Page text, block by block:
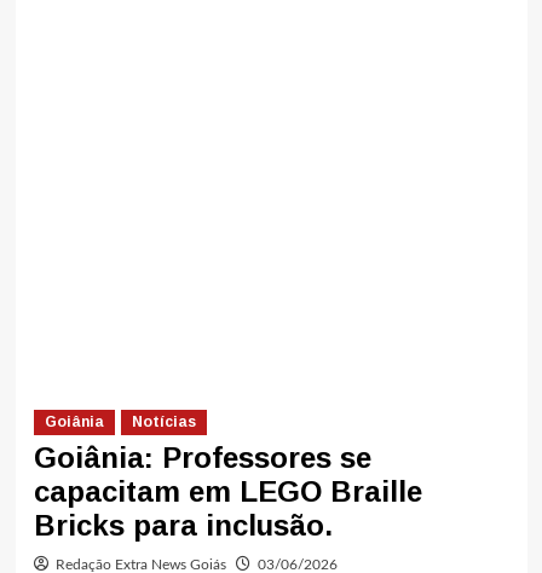
Goiânia Notícias
Goiânia: Professores se
capacitam em LEGO Braille
Bricks para inclusão.
Redação Extra News Goiás 03/06/2026